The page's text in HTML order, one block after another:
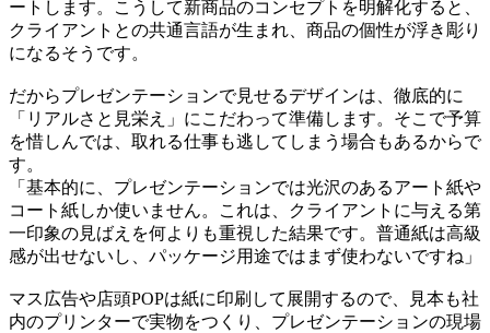
ートします。こうして新商品のコンセプトを明解化すると、
クライアントとの共通言語が生まれ、商品の個性が浮き彫り
になるそうです。
だからプレゼンテーションで見せるデザインは、徹底的に
「リアルさと見栄え」にこだわって準備します。そこで予算
を惜しんでは、取れる仕事も逃してしまう場合もあるからで
す。
「基本的に、プレゼンテーションでは光沢のあるアート紙や
コート紙しか使いません。これは、クライアントに与える第
一印象の見ばえを何よりも重視した結果です。普通紙は高級
感が出せないし、パッケージ用途ではまず使わないですね」
マス広告や店頭POPは紙に印刷して展開するので、見本も社
内のプリンターで実物をつくり、プレゼンテーションの現場